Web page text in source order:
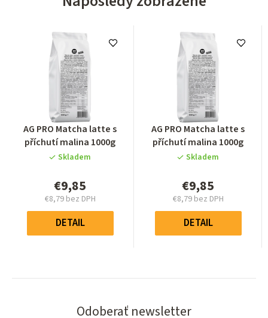
Priemerné
hodnotenie
produktu
0,0
z
hviezdičiek.
AG PRO Matcha latte s
příchutí malina 1000g
Skladem
€9,85
€8,79 bez DPH
Jednotková
cena:
DETAIL
Priemerné
hodnotenie
produktu
0,0
z
hviezdičiek.
AG PRO Matcha latte s
příchutí malina 1000g
Skladem
€9,85
€8,79 bez DPH
Jednotková
cena:
DETAIL
Odoberať newsletter